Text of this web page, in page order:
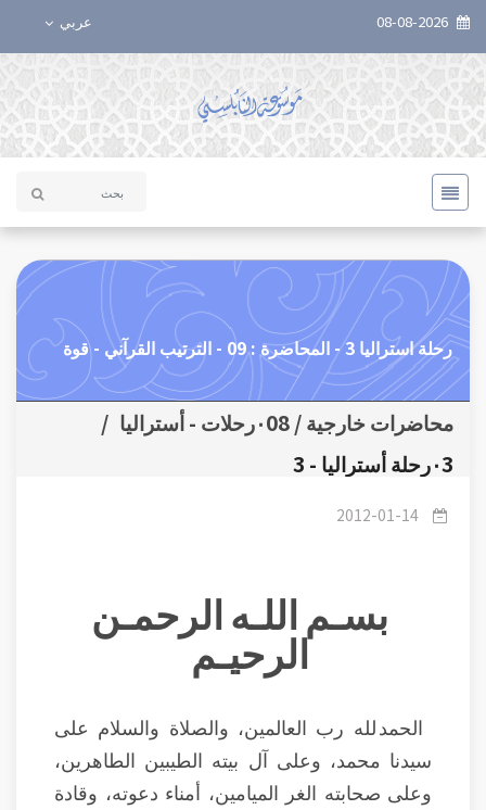
عربي
رحلة استراليا 3 - المحاضرة : 09 - الترتيب القرآني - قوة
محاضرات خارجية / ٠08رحلات - أستراليا
/
٠3رحلة أستراليا - 3
2012-01-14
بسـم اللـه الرحمـن
الرحيـم
الحمد لله رب العالمين، والصلاة والسلام على
سيدنا محمد، وعلى آل بيته الطيبين الطاهرين،
وعلى صحابته الغر الميامين، أمناء دعوته، وقادة